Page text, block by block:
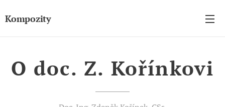
Kompozity
O doc. Z. Kořínkovi